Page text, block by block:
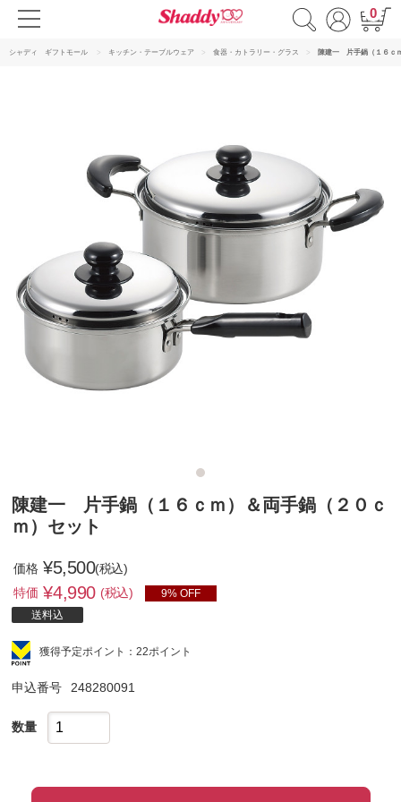
0
シャディ ギフトモール キッチン・テーブルウェア 食器・カトラリー・グラス 陳建一 片手鍋（１６ｃ
陳建一 片手鍋（１６ｃｍ）＆両手鍋（２０ｃ
ｍ）セット
価格 ¥5,500(税込)
特価 ¥4,990 (税込)
9% OFF
送料込
獲得予定ポイント：22ポイント
申込番号 248280091
数量